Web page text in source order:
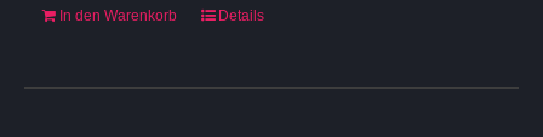
In den Warenkorb Details